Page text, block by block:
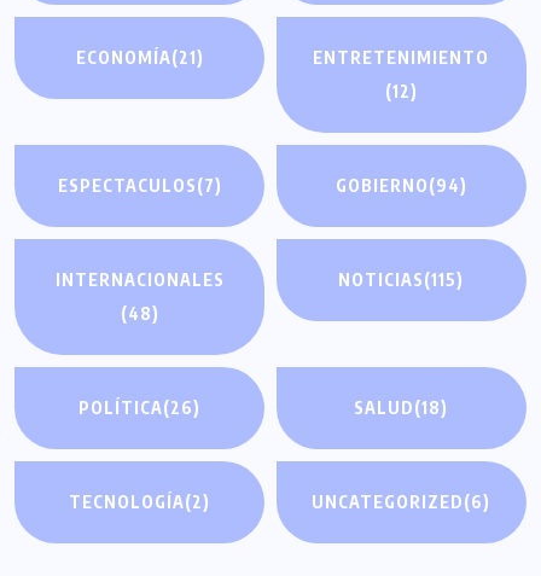
ECONOMÍA(21)
ENTRETENIMIENTO
(12)
ESPECTACULOS(7) GOBIERNO(94)
INTERNACIONALES
(48)
NOTICIAS(115)
POLÍTICA(26) SALUD(18)
TECNOLOGÍA(2) UNCATEGORIZED(6)